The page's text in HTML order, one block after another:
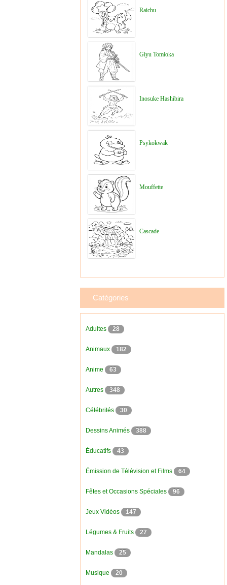
Raichu
Giyu Tomioka
Inosuke Hashibira
Psykokwak
Mouffette
Cascade
Catégories
Adultes 28
Animaux 182
Anime 63
Autres 348
Célébrités 30
Dessins Animés 388
Éducatifs 43
Émission de Télévision et Films 64
Fêtes et Occasions Spéciales 96
Jeux Vidéos 147
Légumes & Fruits 27
Mandalas 25
Musique 20